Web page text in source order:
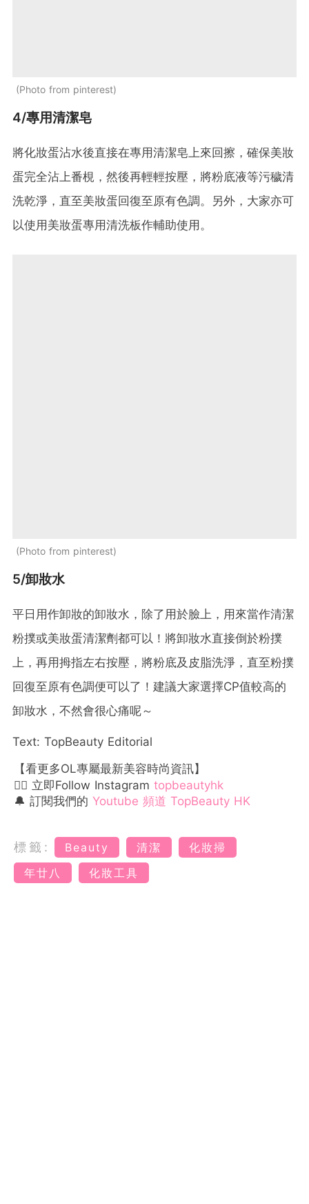
Photo from pinterest
4/專用清潔皂
將化妝蛋沾水後直接在專用清潔皂上來回擦，確保美妝
蛋完全沾上番梘，然後再輕輕按壓，將粉底液等污穢清
洗乾淨，直至美妝蛋回復至原有色調。另外，大家亦可
以使用美妝蛋專用清洗板作輔助使用。
Photo from pinterest
5/卸妝水
平日用作卸妝的卸妝水，除了用於臉上，用來當作清潔
粉撲或美妝蛋清潔劑都可以！將卸妝水直接倒於粉撲
上，再用拇指左右按壓，將粉底及皮脂洗淨，直至粉撲
回復至原有色調便可以了！建議大家選擇CP值較高的
卸妝水，不然會很心痛呢～
Text: TopBeauty Editorial
【看更多OL專屬最新美容時尚資訊】
👉🏻 立即Follow Instagram topbeautyhk
🔔 訂閱我們的 Youtube 頻道 TopBeauty HK
標籤: Beauty 清潔
化妝掃
年廿八
化妝工具